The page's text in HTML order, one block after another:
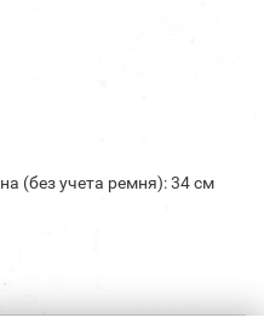
(без учета ремня): 34 см